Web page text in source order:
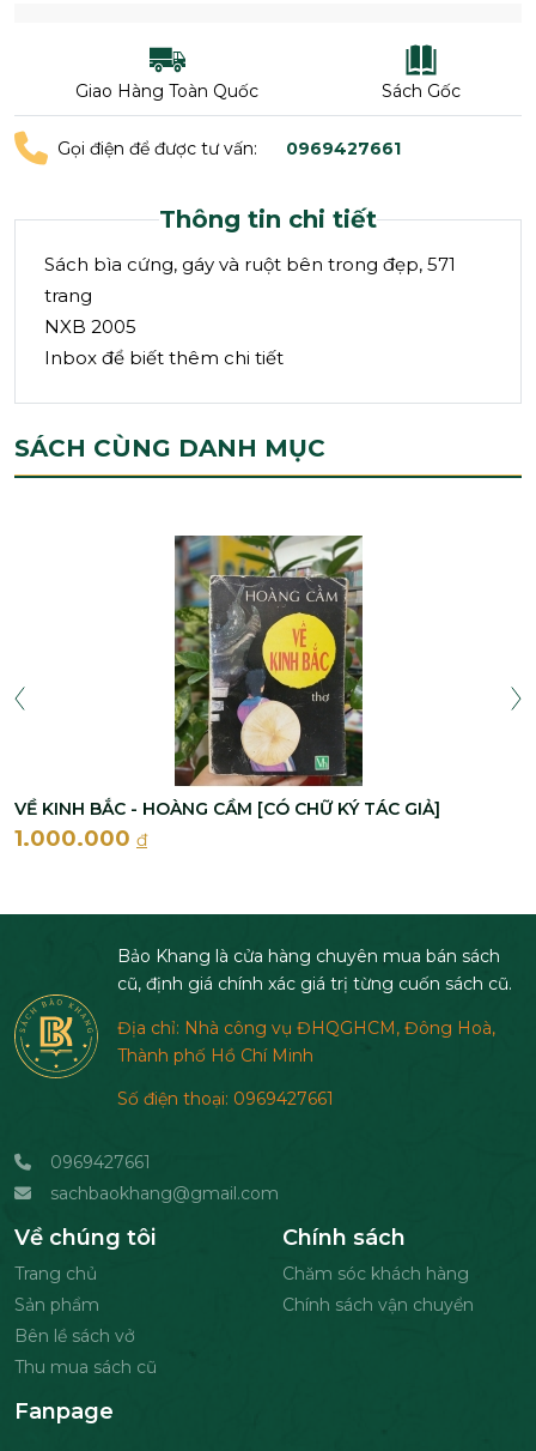
Giao Hàng Toàn Quốc Sách Gốc
Gọi điện để được tư vấn: 0969427661
Thông tin chi tiết
Sách bìa cứng, gáy và ruột bên trong đẹp, 571
trang
NXB 2005
Inbox để biết thêm chi tiết
SÁCH CÙNG DANH MỤC
VỀ KINH BẮC - HOÀNG CẦM [CÓ CHỮ KÝ TÁC GIẢ]
1.000.000 đ
Bảo Khang là cửa hàng chuyên mua bán sách
cũ, định giá chính xác giá trị từng cuốn sách cũ.
Địa chỉ: Nhà công vụ ĐHQGHCM, Đông Hoà,
Thành phố Hồ Chí Minh
Số điện thoại: 0969427661
0969427661
sachbaokhang@gmail.com
Về chúng tôi
Trang chủ
Sản phẩm
Bên lề sách vở
Thu mua sách cũ
Chính sách
Chăm sóc khách hàng
Chính sách vận chuyển
Fanpage